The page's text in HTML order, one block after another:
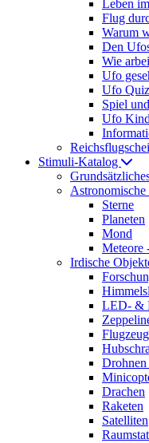
Leben
Flug
Warum
Den
Wie
Ufo
Ufo Quiz
Spiel
Ufo
Stimuli-Katalog
Sterne
Planeten
Mond
Meteore
Irdische
LED- &
Drachen
Raketen
Satelliten